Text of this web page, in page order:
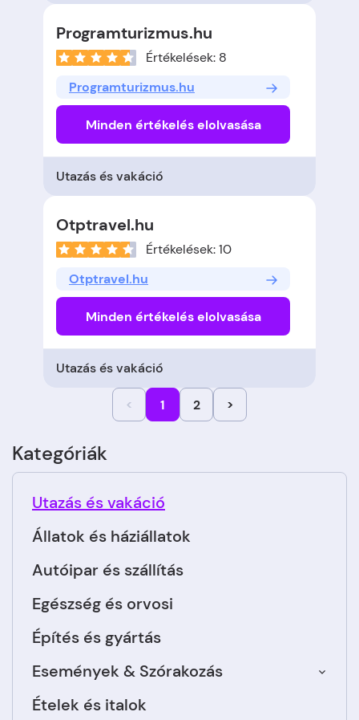
Programturizmus.hu
Értékelések: 8
Programturizmus.hu
Minden értékelés elolvasása
Utazás és vakáció
Otptravel.hu
Értékelések: 10
Otptravel.hu
Minden értékelés elolvasása
Utazás és vakáció
< 1 2 >
Kategóriák
Állatok és háziállatok
Autóipar és szállítás
Egészség és orvosi
Építés és gyártás
Események & Szórakozás
Ételek és italok
Utazás és vakáció